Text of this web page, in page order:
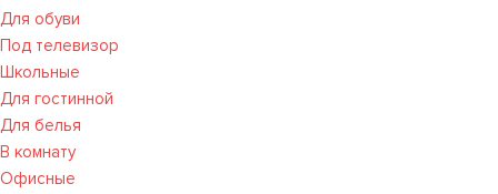
Для обуви
Под телевизор
Школьные
Для гостинной
Для белья
В комнату
Офисные